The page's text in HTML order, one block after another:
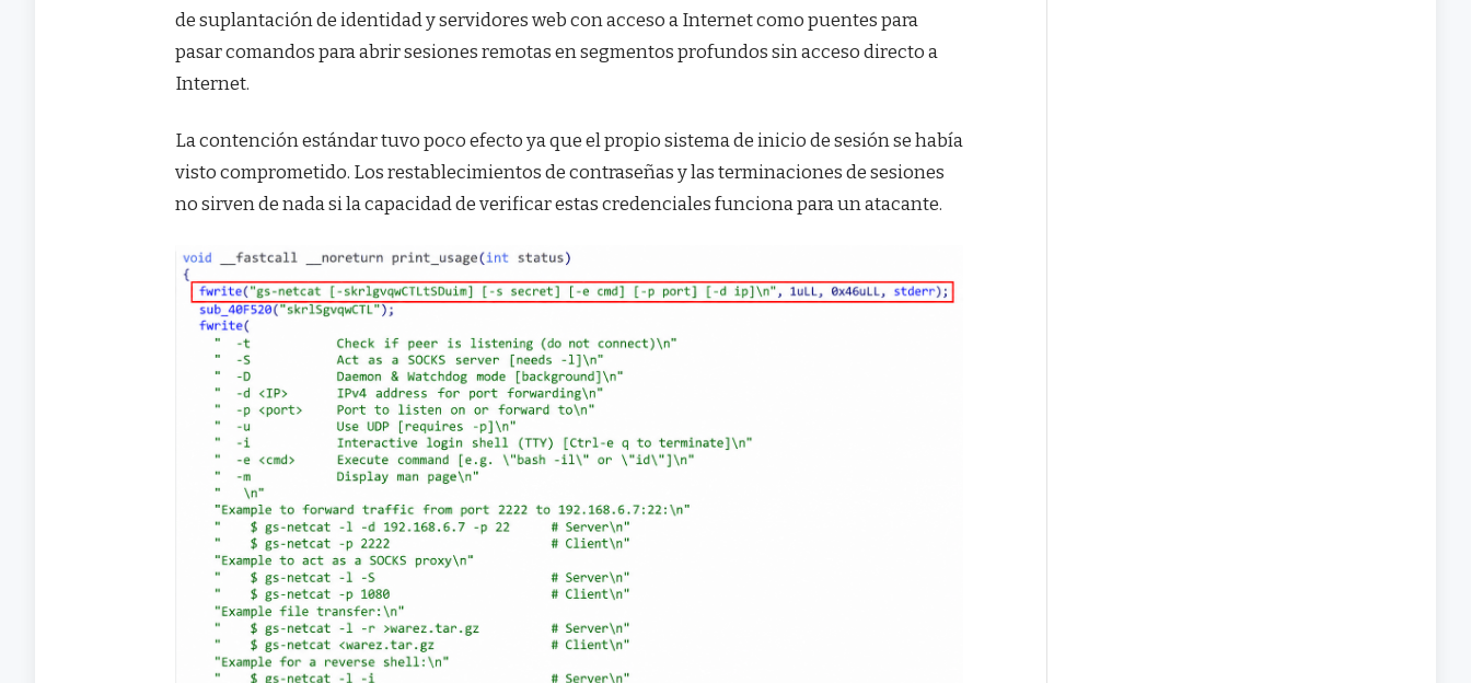
de suplantación de identidad y servidores web con acceso a Internet como puentes para
pasar comandos para abrir sesiones remotas en segmentos profundos sin acceso directo a
Internet.
La contención estándar tuvo poco efecto ya que el propio sistema de inicio de sesión se había
visto comprometido. Los restablecimientos de contraseñas y las terminaciones de sesiones
no sirven de nada si la capacidad de verificar estas credenciales funciona para un atacante.